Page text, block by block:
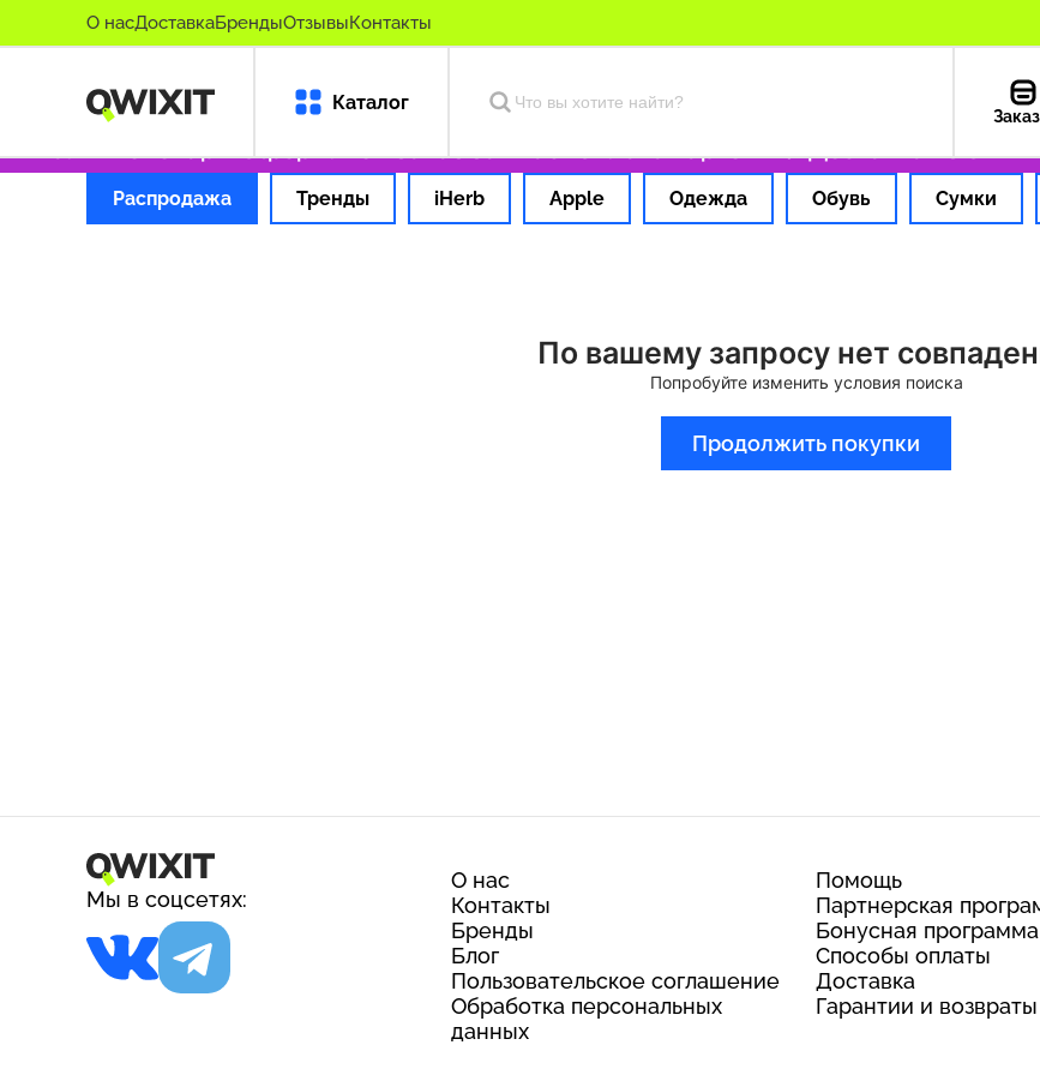
О насДоставкаБрендыОтзывыКонтакты
Каталог
товары Оформляем заказ за 1 час Оплата картой РФ Доставка из США —
Распродажа Тренды iHerb Apple Одежда Обувь Сумки
По вашему запросу нет
Попробуйте изменить условия поиска
Продолжить покупки
Мы в соцсетях:
О нас
Контакты
Бренды
Блог
Пользовательское соглашение
Обработка персональных
данных
Помощь
Партнерская
Бонусная программа
Способы оплаты
Доставка
Гарантии и возвраты